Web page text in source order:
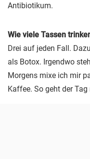
Antibiotikum.
Wie viele Tassen
Drei auf jeden Fall.
als Botox. Irgendwo
Morgens mixe ich mir
Kaffee. So geht der